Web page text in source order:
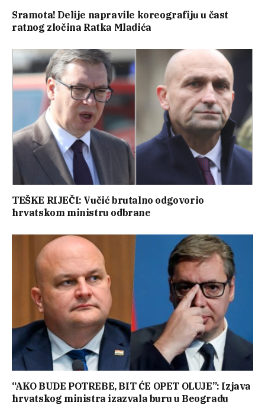
Sramota! Delije napravile koreografiju u čast
ratnog zločina Ratka Mladića
TEŠKE RIJEČI: Vučić brutalno odgovorio
hrvatskom ministru odbrane
“AKO BUDE POTREBE, BIT ĆE OPET OLUJE”: Izjava
hrvatskog ministra izazvala buru u Beogradu